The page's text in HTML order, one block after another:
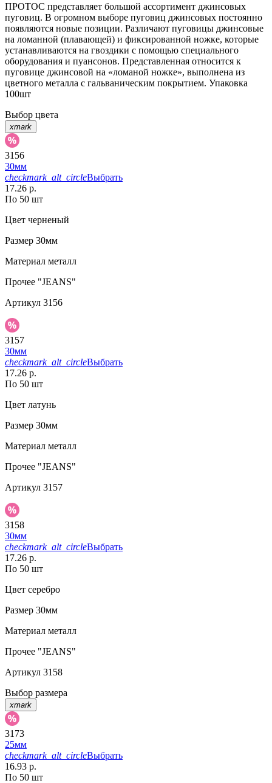
ПРОТОС представляет большой ассортимент джинсовых
пуговиц. В огромном выборе пуговиц джинсовых постоянно
появляются новые позиции. Различают пуговицы джинсовые
на ломанной (плавающей) и фиксированной ножке, которые
устанавливаются на гвоздики с помощью специального
оборудования и пуансонов. Представленная относится к
пуговице джинсовой на «ломаной ножке», выполнена из
цветного металла с гальваническим покрытием. Упаковка
100шт
Выбор цвета
xmark
3156
30мм
checkmark_alt_circleВыбрать
17.26 р.
По 50 шт
Цвет черненый
Размер 30мм
Материал металл
Прочее "JEANS"
Артикул 3156
3157
30мм
checkmark_alt_circleВыбрать
17.26 р.
По 50 шт
Цвет латунь
Размер 30мм
Материал металл
Прочее "JEANS"
Артикул 3157
3158
30мм
checkmark_alt_circleВыбрать
17.26 р.
По 50 шт
Цвет серебро
Размер 30мм
Материал металл
Прочее "JEANS"
Артикул 3158
Выбор размера
xmark
3173
25мм
checkmark_alt_circleВыбрать
16.93 р.
По 50 шт